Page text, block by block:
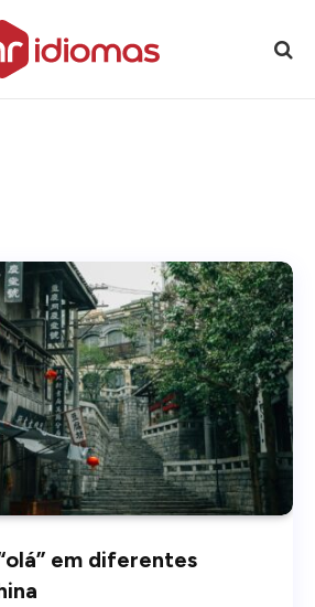
em diferentes